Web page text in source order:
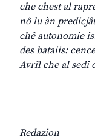
che chest al
nô lu àn
chê autonomie
des bataiis:
Avrîl che al sedi
Redazion